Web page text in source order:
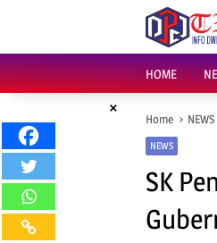
HOME
×
Home NEWS
NEWS
SK